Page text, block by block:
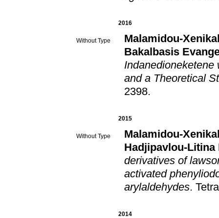
2016
Without Type
Malamidou-
Bakalbasis
and a Theoretical
2398.
2015
Without Type
Malamidou-
Hadjipavlou-Litina
derivatives of
activated
arylaldehydes.
2014